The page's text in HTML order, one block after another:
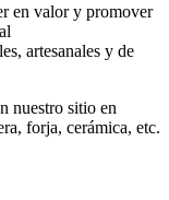
en valor y promover
artesanales y de
nuestro sitio en
forja, cerámica, etc.